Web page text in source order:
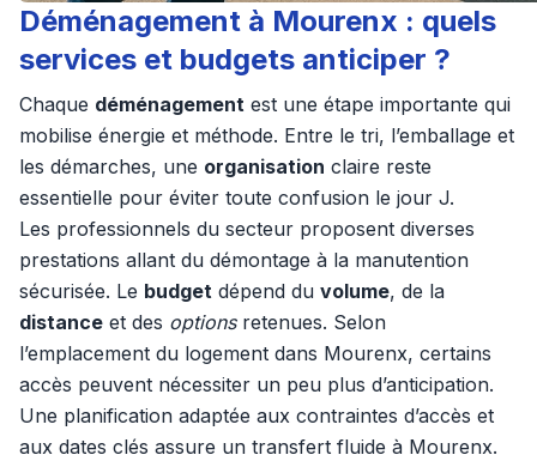
Déménagement à Mourenx : quels
services et budgets anticiper ?
Chaque déménagement est une étape importante qui
mobilise énergie et méthode. Entre le tri, l’emballage et
les démarches, une organisation claire reste
essentielle pour éviter toute confusion le jour J.
Les professionnels du secteur proposent diverses
prestations allant du démontage à la manutention
sécurisée. Le budget dépend du volume, de la
distance et des optionsretenues. Selon
l’emplacement du logement dans Mourenx, certains
accès peuvent nécessiter un peu plus d’anticipation.
Une planification adaptée aux contraintes d’accès et
aux dates clés assure un transfert fluide à Mourenx.